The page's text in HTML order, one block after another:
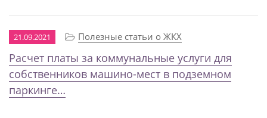
21.09.2021 Полезные статьи о ЖКХ
Расчет платы за коммунальные услуги для
собственников машино-мест в подземном
паркинге…